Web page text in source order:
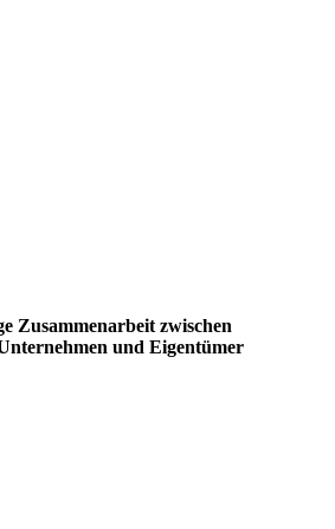
Zusammenarbeit zwischen
und Eigentümer